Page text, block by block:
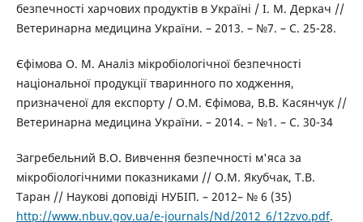
безпечності харчових продуктів в Україні / І. М. Деркач //
Ветеринарна медицина України. – 2013. – №7. – С. 25-28.
Єфімова О. М. Аналіз мікробіологічної безпечності
національної продукції тваринного по ходження,
призначеної для експорту / О.М. Єфімова, В.В. Касянчук //
Ветеринарна медицина України. – 2014. – №1. – С. 30-34
Загребельний В.О. Вивчення безпечності м'яса за
мікробіологічними показниками // О.М. Якубчак, Т.В.
Таран // Наукові доповіді НУБІП. – 2012– № 6 (35)
http://www.nbuv.gov.ua/e-journals/Nd/2012_6/12zvo.pdf.